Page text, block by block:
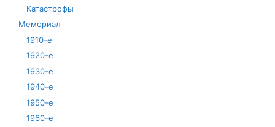
Катастрофы
Мемориал
1910-е
1920-е
1930-е
1940-е
1950-е
1960-е